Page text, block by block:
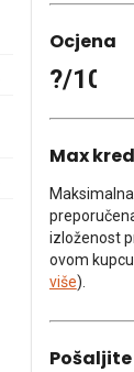
Ocjena
?/10
Max
Maksimalna
izloženost
ovom
više).